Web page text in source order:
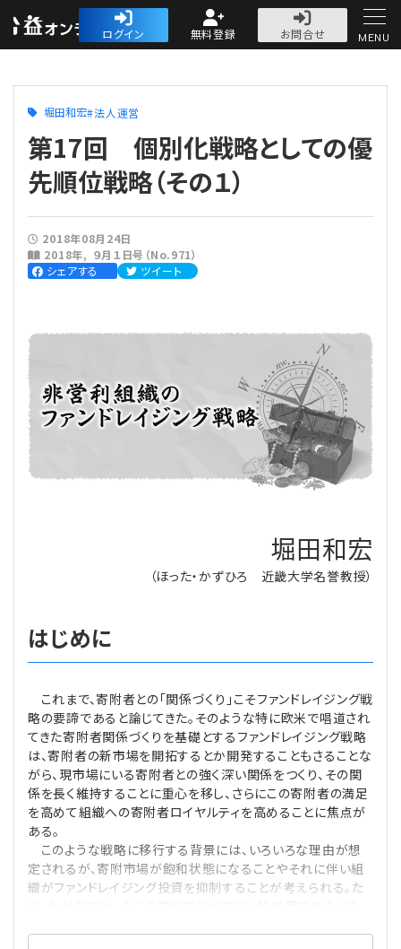
公益・一般法人オ
ログイン 無料登録
お問合せ
人気記事
法人運営
評議員会・社員総会
法改正-法人運営
定期提出書類
電子帳簿保存法
労務
労務
法務
経営
カレンダー
【連載】オピニオンリーダーのnote
【連載】会計相談室
【連載】公益法人運営実務の処方箋
【連載】公益法人会計検定試験一問一答
【連載】これからの時代の資産運用
【連載】採用・定着・育成のための人事戦略
【連載】シェアコモン200インタビュー
【連載】シェアコモン200 誌上相談室
【連載】実務と税務のポイント
【連載】事務局だよりPLUS
公益・一般法人オンラインとは
専門誌一覧
お問合せ
プライバシーポリシー
MENU
堀田和宏 法人運営
第17回 個別化戦略としての優
先順位戦略（その１）
2018年08月24日
2018年
９月１日号（No.971）
シェアする
ツイート
堀田和宏
（ほった・かずひろ 近畿大学名誉教授）
はじめに
これまで、寄附者との「関係づくり」こそファンドレイジング戦
略の要諦であると論じてきた。そのような特に欧米で唱道され
てきた寄附者関係づくりを基礎とするファンドレイジング戦略
は、寄附者の新市場を開拓するとか開発することもさることな
がら、現市場にいる寄附者との強く深い関係をつくり、その関
係を長く維持することに重心を移し、さらにこの寄附者の満足
を高めて組織への寄附者ロイヤルティを高めることに焦点が
ある。
このような戦略に移行する背景には、いろいろな理由が想
定されるが、寄附市場が飽和状態になることやそれに伴い組
織がファンドレイジング投資を抑制することが考えられる。た